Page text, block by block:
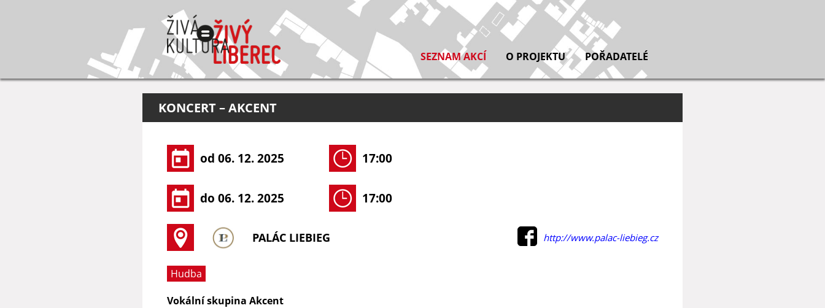
SEZNAM AKCÍ O PROJEKTU POŘADATELÉ
KONCERT – AKCENT
od 06. 12. 2025 17:00
do 06. 12. 2025 17:00
PALÁC LIEBIEG http://www.palac-liebieg.cz
Hudba
Vokální skupina Akcent